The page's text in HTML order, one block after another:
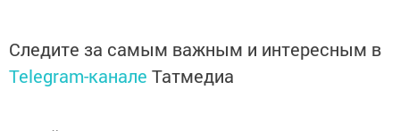
Следите за самым важным и интересным в
Telegram-канале Татмедиа